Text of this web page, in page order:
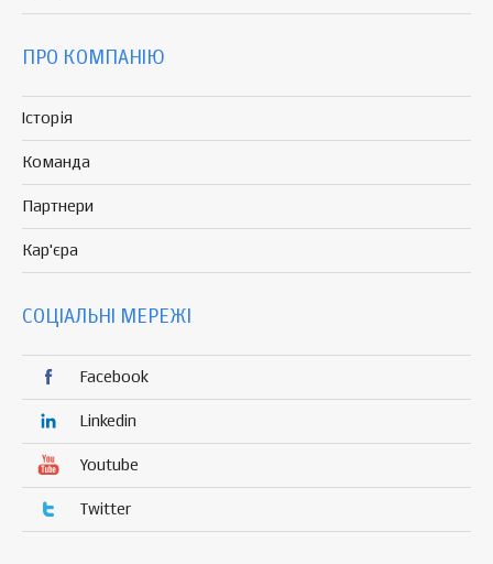
ПРО КОМПАНІЮ
Історія
Команда
Партнери
Кар'єра
СОЦІАЛЬНІ МЕРЕЖІ
Facebook
Linkedin
Youtube
Twitter